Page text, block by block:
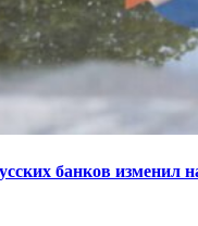
банков изменил